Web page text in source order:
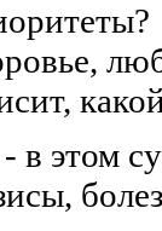
в этом